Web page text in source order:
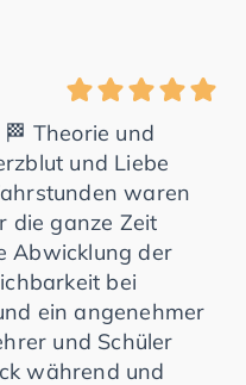
Theorie und
und Liebe
waren
die ganze Zeit
Abwicklung der
bei
ein angenehmer
und Schüler
während und